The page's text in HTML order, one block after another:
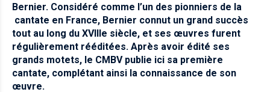
Bernier. Considéré comme l’un des pionniers de la
cantate en France, Bernier connut un grand succès
tout au long du XVIIIe siècle, et ses œuvres furent
régulièrement rééditées. Après avoir édité ses
grands motets, le CMBV publie ici sa première
cantate, complétant ainsi la connaissance de son
œuvre.